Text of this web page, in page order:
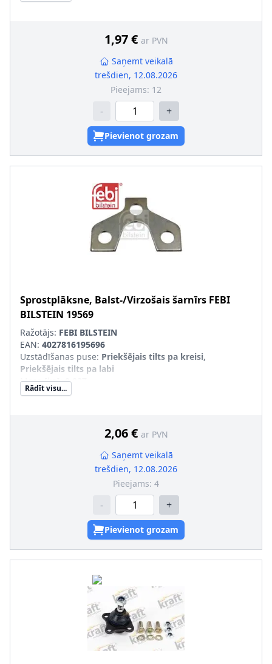
1,97 € ar PVN
Saņemt veikalā
trešdien, 12.08.2026
Pieejams: 12
- +
Pievienot grozam
Sprostplāksne, Balst-/Virzošais šarnīrs FEBI
BILSTEIN 19569
Ražotājs: FEBI BILSTEIN
EAN: 4027816195696
Uzstādīšanas puse: Priekšējais tilts pa kreisi,
Priekšējais tilts pa labi
Masa [kg]:0,027
Rādīt visu...
2,06 € ar PVN
Saņemt veikalā
trešdien, 12.08.2026
Pieejams: 4
- +
Pievienot grozam